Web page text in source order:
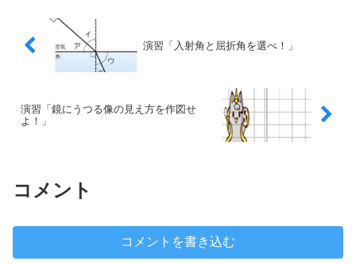
演習「入射角と屈折角を選べ！」
演習「鏡にうつる像の見え方を作図せ
よ！」
コメント
コメントを書き込む